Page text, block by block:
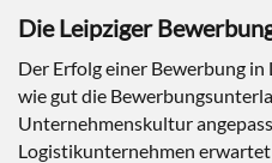
Die Leipziger
Der Erfolg einer Bewerbung
wie gut die
Unternehmenskultur
Logistikunternehmen